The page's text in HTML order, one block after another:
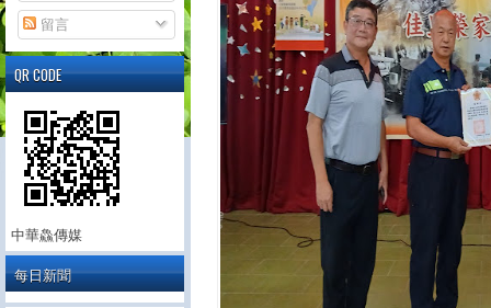
留言
QR CODE
中華鱻傳媒
每日新聞